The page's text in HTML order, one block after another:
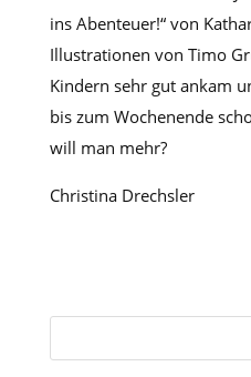
ins Abenteuer!“ von
Illustrationen von Timo
Kindern sehr gut ankam
bis zum Wochenende
will man mehr?
Christina Drechsler